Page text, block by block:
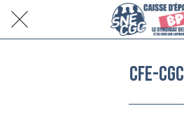
CFE-CGC